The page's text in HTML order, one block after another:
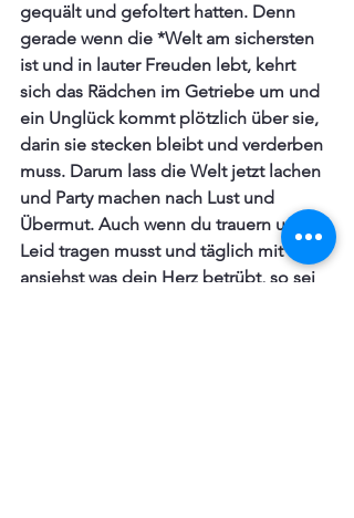
gequält und gefoltert hatten. Denn
gerade wenn die *Welt am sichersten
ist und in lauter Freuden lebt, kehrt
sich das Rädchen im Getriebe um und
ein Unglück kommt plötzlich über sie,
darin sie stecken bleibt und verderben
muss. Darum lass die Welt jetzt lachen
und Party machen nach Lust und
Übermut. Auch wenn du trauern und
Leid tragen musst und täglich mit
ansiehst was dein Herz betrübt, so sei